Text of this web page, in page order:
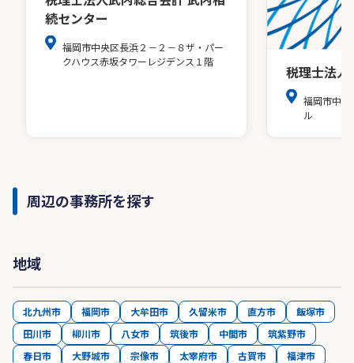
続センター
福岡市中央区長浜２－２－８ザ・パー
クハウス赤坂タワーレジデンス１階
税理士法人
福岡市中央
ル
周辺の事務所を探す
地域
北九州市 福岡市 大牟田市 久留米市 直方市
飯塚市
田川市
柳川市 八女市 筑後市 中間市
筑紫野市
春日市
大野城市 宗像市 太宰府市 古賀市
福津市